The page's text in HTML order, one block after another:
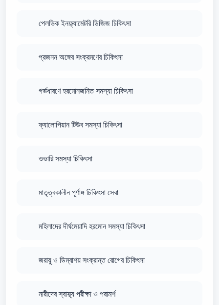
পেলভিক ইনফ্ল্যামেটরি ডিজিজ চিকিৎসা
প্রজনন অঙ্গের সংক্রমণের চিকিৎসা
গর্ভধারণে হরমোনজনিত সমস্যা চিকিৎসা
ফ্যালোপিয়ান টিউব সমস্যা চিকিৎসা
ওভারি সমস্যা চিকিৎসা
মাতৃত্বকালীন পূর্ণাঙ্গ চিকিৎসা সেবা
মহিলাদের দীর্ঘমেয়াদি হরমোন সমস্যা চিকিৎসা
জরায়ু ও ডিম্বাশয় সংক্রান্ত রোগের চিকিৎসা
নারীদের স্বাস্থ্য পরীক্ষা ও পরামর্শ